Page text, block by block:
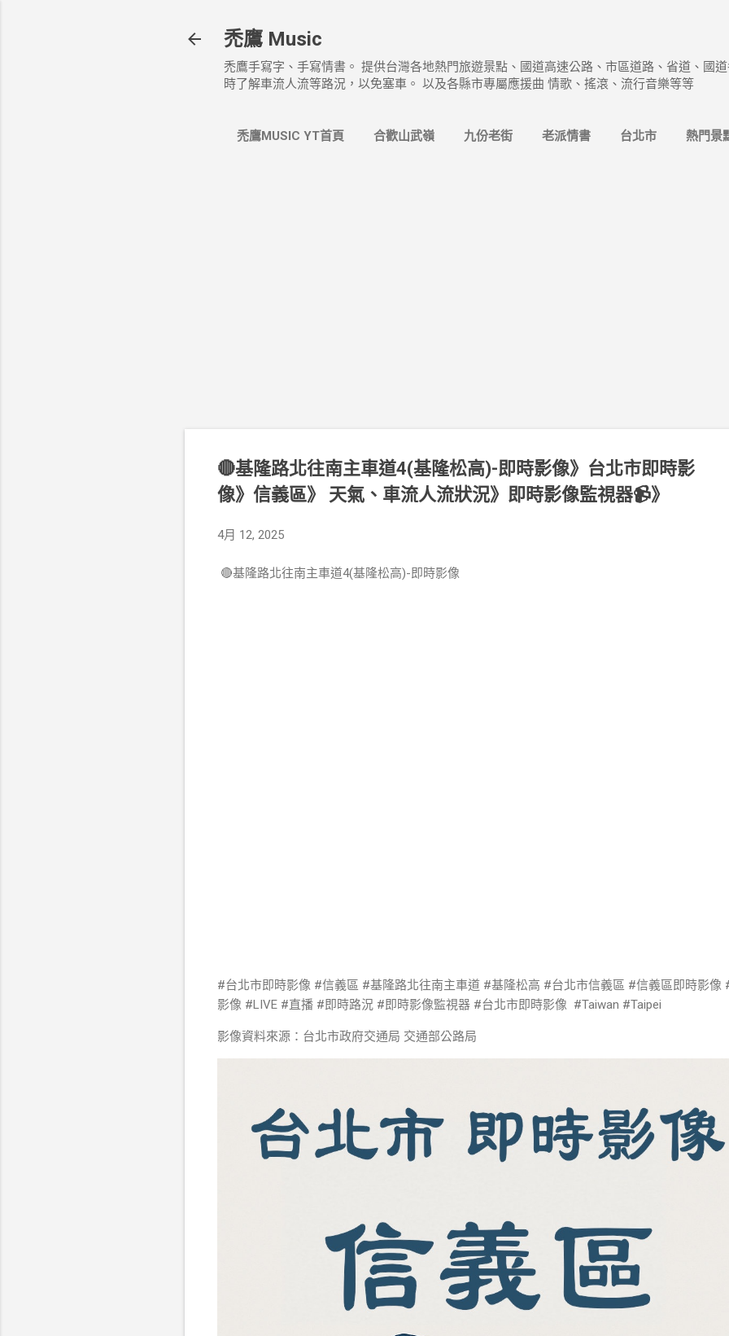
禿鷹 Music
禿鷹手寫字、手寫情書。 提供台灣各地熱門旅遊景點、國道高速公路、市區道路、省道、國
時了解車流人流等路況，以免塞車。 以及各縣市專屬應援曲 情歌、搖滾、流行音樂等等
禿鷹MUSIC YT首頁 合歡山武嶺 九份老街 老派情書 台北市 熱門景
🔴基隆路北往南主車道4(基隆松高)-即時影像》台北市即時影
像》信義區》 天氣、車流人流狀況》即時影像監視器📹》
4月 12, 2025
🔴基隆路北往南主車道4(基隆松高)-即時影像
#台北市即時影像 #信義區 #基隆路北往南主車道 #基隆松高 #台北市信義區 #信義區即時影像
影像 #LIVE #直播 #即時路況 #即時影像監視器 #台北市即時影像 #Taiwan #Taipei
影像資料來源：台北市政府交通局 交通部公路局